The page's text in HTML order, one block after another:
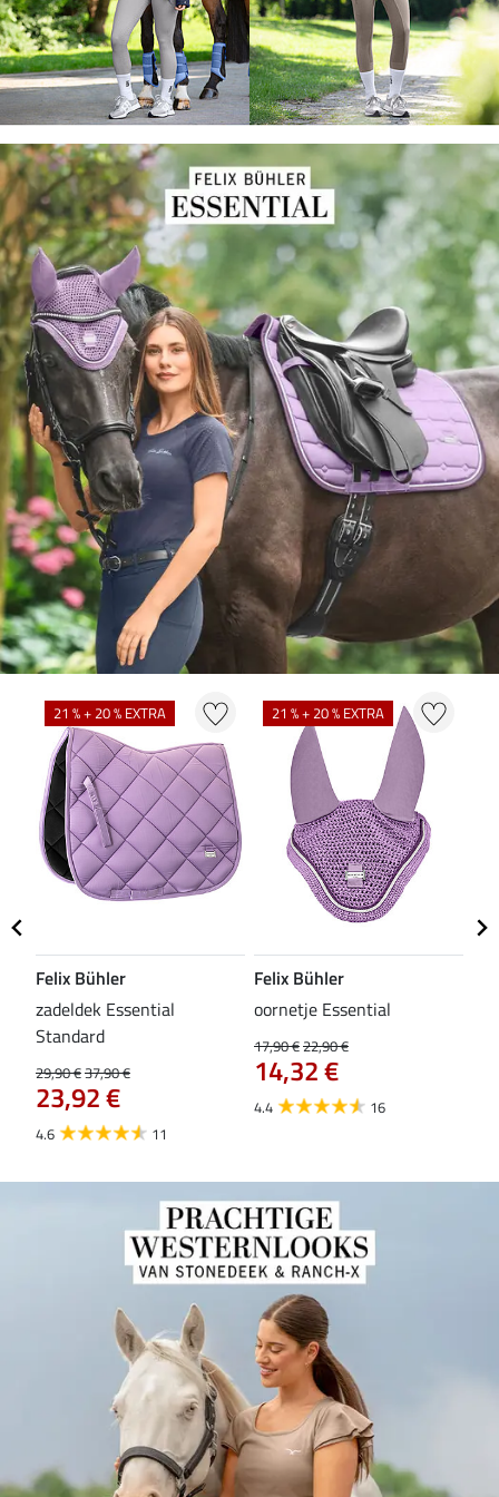
21 % + 20 % EXTRA
Felix Bühler
zadeldek Essential
Standard
29,90 €37,90 €
23,92 €
4.6 11
21 % + 20 % EXTRA
Felix Bühler
oornetje Essential
17,90 €22,90 €
14,32 €
4.4 16